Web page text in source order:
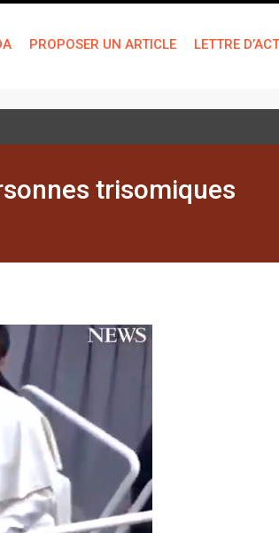
PROPOSER UN ARTICLE LETTRE
trisomiques